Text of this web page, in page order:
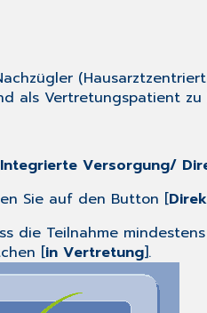
als Vertretungspatient
Versorgung/
Sie auf den Button [
die Teilnahme
[in Vertretung].